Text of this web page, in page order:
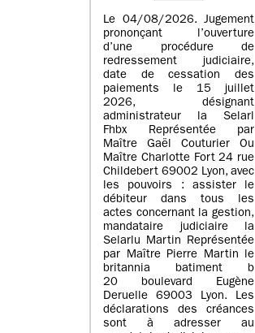
Le 04/08/2026. Jugement
prononçant l’ouverture
d’une procédure de
redressement judiciaire,
date de cessation des
paiements le 15 juillet
2026, désignant
administrateur la Selarl
Fhbx Représentée par
Maître Gaël Couturier Ou
Maître Charlotte Fort 24 rue
Childebert 69002 Lyon, avec
les pouvoirs : assister le
débiteur dans tous les
actes concernant la gestion,
mandataire judiciaire la
Selarlu Martin Représentée
par Maître Pierre Martin le
britannia batiment b
20 boulevard Eugène
Deruelle 69003 Lyon. Les
déclarations des créances
sont à adresser au